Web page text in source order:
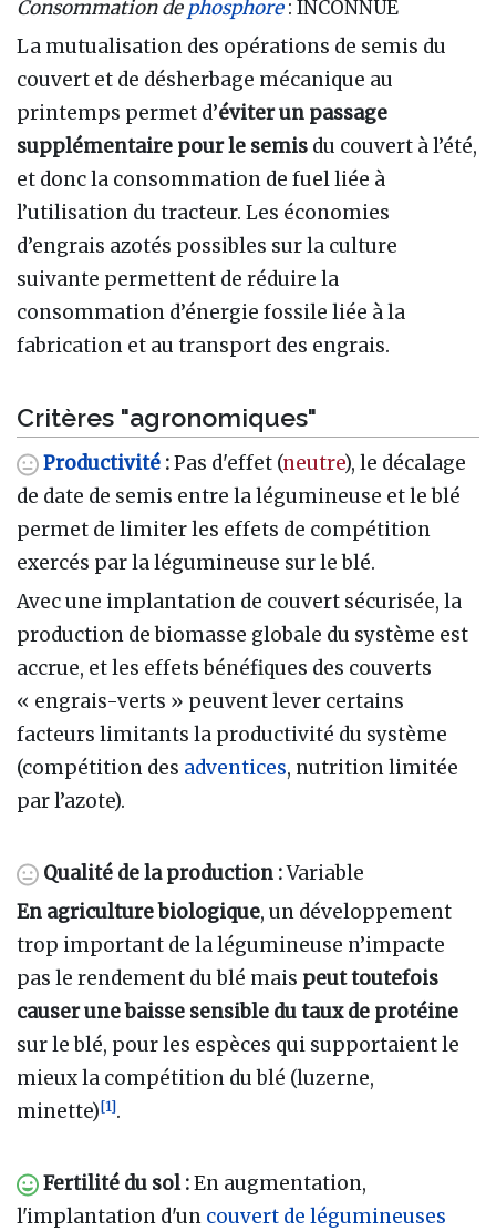
Consommation dephosphore: INCONNUE
La mutualisation des opérations de semis du
couvert et de désherbage mécanique au
printemps permet d’éviter un passage
supplémentaire pour le semis du couvert à l’été,
et donc la consommation de fuel liée à
l’utilisation du tracteur. Les économies
d’engrais azotés possibles sur la culture
suivante permettent de réduire la
consommation d’énergie fossile liée à la
fabrication et au transport des engrais.
Critères "agronomiques"
Productivité :Pas d'effet (neutre), le décalage
de date de semis entre la légumineuse et le blé
permet de limiter les effets de compétition
exercés par la légumineuse sur le blé.
Avec une implantation de couvert sécurisée, la
production de biomasse globale du système est
accrue, et les effets bénéfiques des couverts
« engrais-verts » peuvent lever certains
facteurs limitants la productivité du système
(compétition des adventices, nutrition limitée
par l’azote).
Qualité de la production :Variable
En agriculture biologique, un développement
trop important de la légumineuse n’impacte
pas le rendement du blé mais peut toutefois
causer une baisse sensible du taux de protéine
sur le blé, pour les espèces qui supportaient le
mieux la compétition du blé (luzerne,
minette)[1].
Fertilité du sol :En augmentation,
l'implantation d'un couvert de légumineuses